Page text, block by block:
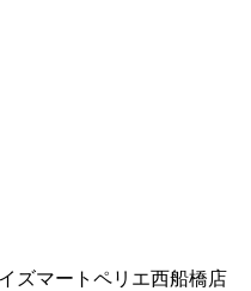
ズマートペリエ西船橋店